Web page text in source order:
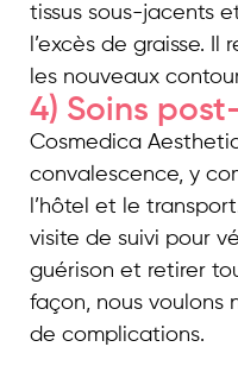
tissus sous-jacents
l’excès de graisse.
les nouveaux
4) Soins
Cosmedica
convalescence, y
l’hôtel et le
visite de suivi pour
guérison et retirer
façon, nous voulons
de complications.